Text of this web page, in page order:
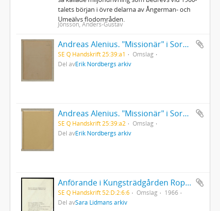
talets början i övre delarna av Ångerman- och
Umeälvs flodområden.
Jönsson, Anders-Gustav
Andreas Alenius. "Missionär" i Sorsele. Kyrkoherde i Arvidsjaur (manuskript 1)
SE Q Handskrift 25:39:a1
Omslag
Del avErik Nordbergs arkiv
Andreas Alenius. "Missionär" i Sorsele. Kyrkoherde i Arvidsjaur (manuskript 2)
SE Q Handskrift 25:39:a2
Omslag
Del avErik Nordbergs arkiv
Anförande i Kungsträdgården Rop på de mänskliga rättigheternas dag
SE Q Handskrift 52:D:2:6:6 Omslag
1966
Del avSara Lidmans arkiv